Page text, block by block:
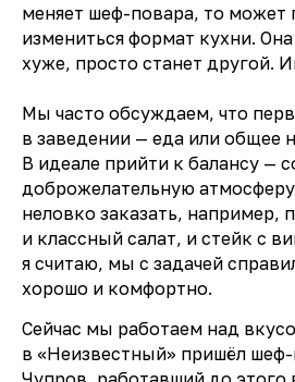
меняет шеф-повара, то может
измениться формат кухни.
хуже, просто станет другой.
Мы часто обсуждаем, что
в заведении — еда или общее
В идеале прийти к балансу —
доброжелательную
неловко заказать, например,
и классный салат, и стейк с
я считаю, мы с задачей
хорошо и комфортно.
Сейчас мы работаем над
в «Неизвестный» пришёл